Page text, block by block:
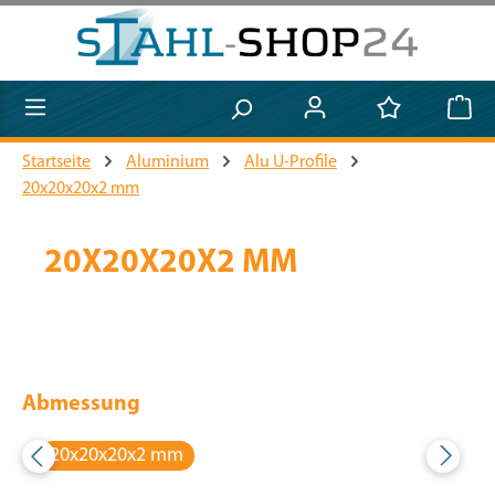
Zum Hauptinhalt springen
Startseite Aluminium
Alu U-Profile
20x20x20x2 mm
20X20X20X2 MM
Abmessung
20x20x20x2 mm